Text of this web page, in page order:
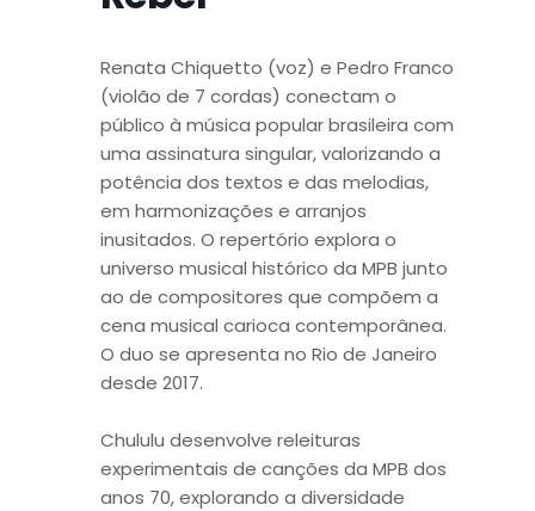
Renata Chiquetto (voz) e Pedro Franco
(violão de 7 cordas) conectam o
público à música popular brasileira com
uma assinatura singular, valorizando a
potência dos textos e das melodias,
em harmonizações e arranjos
inusitados. O repertório explora o
universo musical histórico da MPB junto
ao de compositores que compõem a
cena musical carioca contemporânea.
O duo se apresenta no Rio de Janeiro
desde 2017.
Chululu desenvolve releituras
experimentais de canções da MPB dos
anos 70, explorando a diversidade